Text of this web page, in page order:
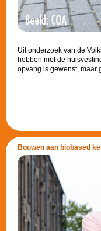
Uit onderzoek van de
hebben met de
opvang is gewenst, maar
Bouwen aan biobased